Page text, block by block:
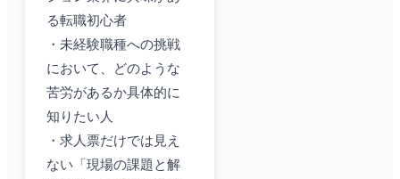
る転職初心者
・未経験職種への挑戦
において、どのような
苦労があるか具体的に
知りたい人
・求人票だけでは見え
ない「現場の課題と解